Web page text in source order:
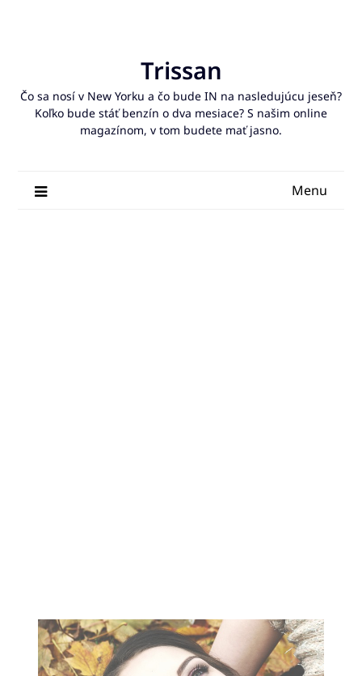
Trissan
Čo sa nosí v New Yorku a čo bude IN na nasledujúcu jeseň?
Koľko bude stáť benzín o dva mesiace? S našim online
magazínom, v tom budete mať jasno.
Menu